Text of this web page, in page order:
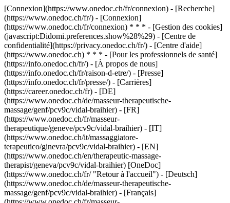
[Connexion](https://www.onedoc.ch/fr/connexion) - [Recherche]
(https://www.onedoc.ch/fr/) - [Connexion]
(https://www.onedoc.ch/fr/connexion) * * * - [Gestion des cookies]
(javascript:Didomi.preferences.show%28%29) - [Centre de
confidentialité](https://privacy.onedoc.ch/fr/) - [Centre d'aide]
(https://www.onedoc.ch) * * * - [Pour les professionnels de santé]
(https://info.onedoc.ch/fr/) - [À propos de nous]
(https://info.onedoc.ch/fr/raison-d-etre/) - [Presse]
(https://info.onedoc.ch/fr/presse/) - [Carrières]
(https://career.onedoc.ch/fr) - [DE]
(https://www.onedoc.ch/de/masseur-therapeutische-
massage/genf/pcv9c/vidal-braihier) - [FR]
(https://www.onedoc.ch/fr/masseur-
therapeutique/geneve/pcv9c/vidal-braihier) - [IT]
(https://www.onedoc.ch/it/massaggiatore-
terapeutico/ginevra/pcv9c/vidal-braihier) - [EN]
(https://www.onedoc.ch/en/therapeutic-massage-
therapist/geneva/pcv9c/vidal-braihier) [OneDoc]
(https://www.onedoc.ch/fr/ "Retour à l'accueil") - [Deutsch]
(https://www.onedoc.ch/de/masseur-therapeutische-
massage/genf/pcv9c/vidal-braihier) - [Français]